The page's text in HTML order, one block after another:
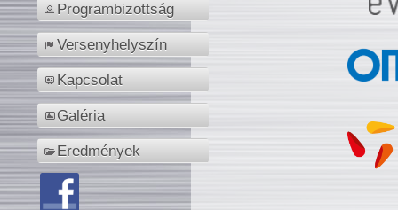
Programbizottság
Versenyhelyszín
Kapcsolat
Galéria
Eredmények